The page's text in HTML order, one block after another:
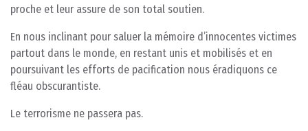
proche et leur assure de son total soutien.
En nous inclinant pour saluer la mémoire d’innocentes victimes
partout dans le monde, en restant unis et mobilisés et en
poursuivant les efforts de pacification nous éradiquons ce
fléau obscurantiste.
Le terrorisme ne passera pas.